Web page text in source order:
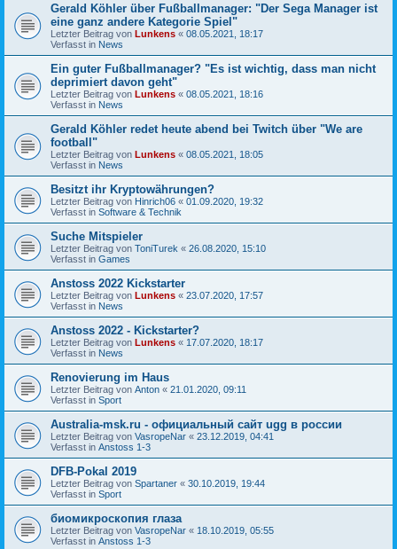
Gerald Köhler über Fußballmanager: "Der Sega Manager ist
eine ganz andere Kategorie Spiel"
Letzter Beitrag von Lunkens « 08.05.2021, 18:17
Verfasst in News
Ein guter Fußballmanager? "Es ist wichtig, dass man nicht
deprimiert davon geht"
Letzter Beitrag von Lunkens « 08.05.2021, 18:16
Verfasst in News
Gerald Köhler redet heute abend bei Twitch über "We are
football"
Letzter Beitrag von Lunkens « 08.05.2021, 18:05
Verfasst in News
Besitzt ihr Kryptowährungen?
Letzter Beitrag von Hinrich06 « 01.09.2020, 19:32
Verfasst in Software & Technik
Suche Mitspieler
Letzter Beitrag von ToniTurek « 26.08.2020, 15:10
Verfasst in Games
Anstoss 2022 Kickstarter
Letzter Beitrag von Lunkens « 23.07.2020, 17:57
Verfasst in News
Anstoss 2022 - Kickstarter?
Letzter Beitrag von Lunkens « 17.07.2020, 18:17
Verfasst in News
Renovierung im Haus
Letzter Beitrag von Anton « 21.01.2020, 09:11
Verfasst in Sport
Australia-msk.ru - официальный сайт ugg в россии
Letzter Beitrag von VasropeNar « 23.12.2019, 04:41
Verfasst in Anstoss 1-3
DFB-Pokal 2019
Letzter Beitrag von Spartaner « 30.10.2019, 19:44
Verfasst in Sport
биомикроскопия глаза
Letzter Beitrag von VasropeNar « 18.10.2019, 05:55
Verfasst in Anstoss 1-3